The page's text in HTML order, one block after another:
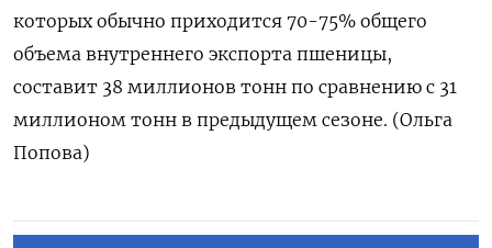
которых обычно ‌приходится 70-75% общего
объема внутреннего экспорта ‌пшеницы,
составит 38 миллионов тонн по ​сравнению с 31
миллионом тонн ‌в предыдущем сезоне. (Ольга
Попова)